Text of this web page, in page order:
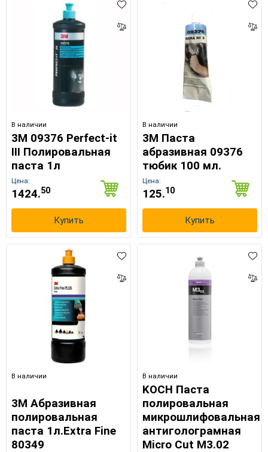
В наличии
3M 09376 Perfect-it
III Полировальная
паста 1л
Цена:
1424.50
Купить
В наличии
3M Паста
абразивная 09376
тюбик 100 мл.
Цена:
125.10
Купить
В наличии
3M Абразивная
полировальная
паста 1л.Extra Fine
80349
В наличии
KOCH Паста
полировальная
микрошлифовальная
антиголограмная
Micro Cut М3.02